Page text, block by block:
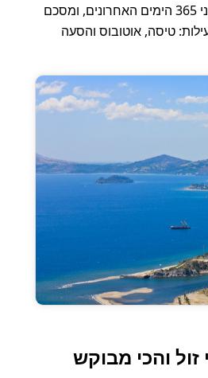
המידע מבוסס על נתוני 365 הימים האחרונים, ומסכם
טיסה, אוטובוס והסעה
זול והכי מבוקש